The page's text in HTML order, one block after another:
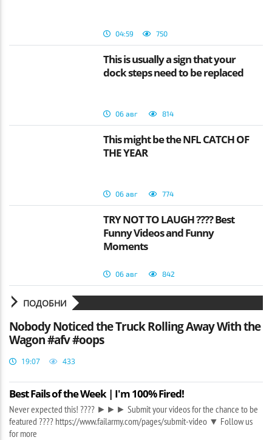
04:59 750
This is usually a sign that your
dock steps need to be replaced
06 авг 814
This might be the NFL CATCH OF
THE YEAR
06 авг 774
TRY NOT TO LAUGH ???? Best
Funny Videos and Funny
Moments
06 авг 842
ПОДОБНИ
Nobody Noticed the Truck Rolling Away With the
Wagon #afv #oops
19:07 433
Best Fails of the Week | I'm 100% Fired!
Never expected this! ???? ►►► Submit your videos for the chance to be
featured ???? https://www.failarmy.com/pages/submit-video ▼ Follow us
for more